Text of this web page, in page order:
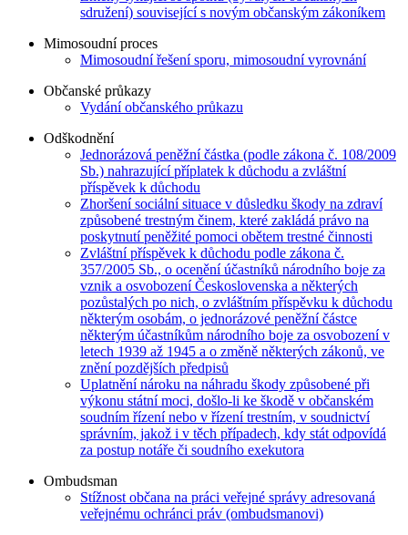
sdružení) související s novým občanským zákoníkem
Mimosoudní proces
Mimosoudní řešení sporu, mimosoudní vyrovnání
Občanské průkazy
Vydání občanského průkazu
Odškodnění
Jednorázová peněžní částka (podle zákona č. 108/2009
Sb.) nahrazující příplatek k důchodu a zvláštní
příspěvek k důchodu
Zhoršení sociální situace v důsledku škody na zdraví
způsobené trestným činem, které zakládá právo na
poskytnutí peněžité pomoci obětem trestné činnosti
Zvláštní příspěvek k důchodu podle zákona č.
357/2005 Sb., o ocenění účastníků národního boje za
vznik a osvobození Československa a některých
pozůstalých po nich, o zvláštním příspěvku k důchodu
některým osobám, o jednorázové peněžní částce
některým účastníkům národního boje za osvobození v
letech 1939 až 1945 a o změně některých zákonů, ve
znění pozdějších předpisů
Uplatnění nároku na náhradu škody způsobené při
výkonu státní moci, došlo-li ke škodě v občanském
soudním řízení nebo v řízení trestním, v soudnictví
správním, jakož i v těch případech, kdy stát odpovídá
za postup notáře či soudního exekutora
Ombudsman
Stížnost občana na práci veřejné správy adresovaná
veřejnému ochránci práv (ombudsmanovi)